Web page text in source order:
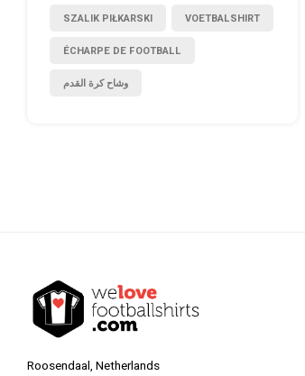
SZALIK PIŁKARSKI VOETBALSHIRT
ÉCHARPE DE FOOTBALL
وشاح كرة القدم
Roosendaal, Netherlands